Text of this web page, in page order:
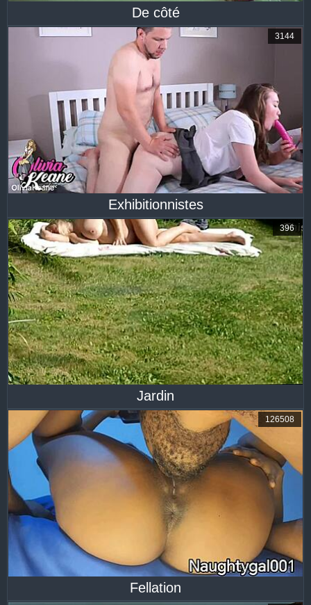
De côté
3144
Exhibitionnistes
396
Jardin
126508
Fellation